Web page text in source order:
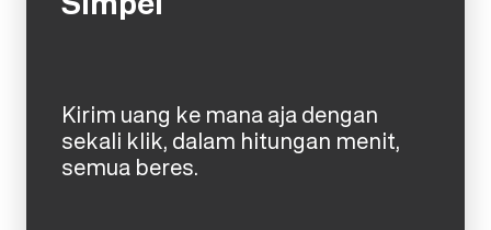
Kirim uang ke mana aja dengan
sekali klik, dalam hitungan menit,
semua beres.